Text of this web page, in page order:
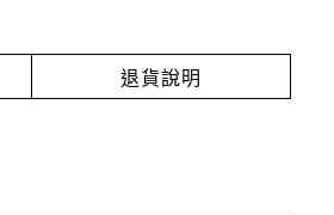
退貨說明